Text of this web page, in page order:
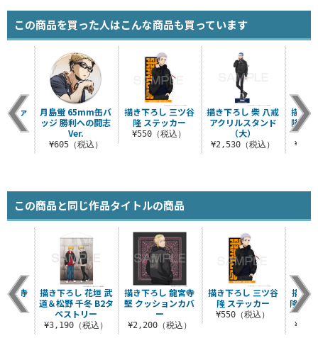
この商品を買った人はこんな商品も買っています
描き下ろし 三ツ谷
隆 ステッカー
¥550（税込）
描き下ろし 柴 八戒
アクリルスタンド
（大）
¥2,530（税込）
描き
隆 ク
ファ
込）
月島蛍 65mm缶バ
ッジ 勝利への闘志
Ver.
¥605（税込）
この商品と同じ作品タイトルの商品
描き下ろし 龍宮寺
堅 クッションカバ
ー
¥2,200（税込）
描き下ろし 三ツ谷
隆 ステッカー
¥550（税込）
描き
隆＆柴
宮寺
カー
込）
描き下ろし 花垣 武
道＆松野 千冬 B2タ
ぺストリー
¥3,190（税込）